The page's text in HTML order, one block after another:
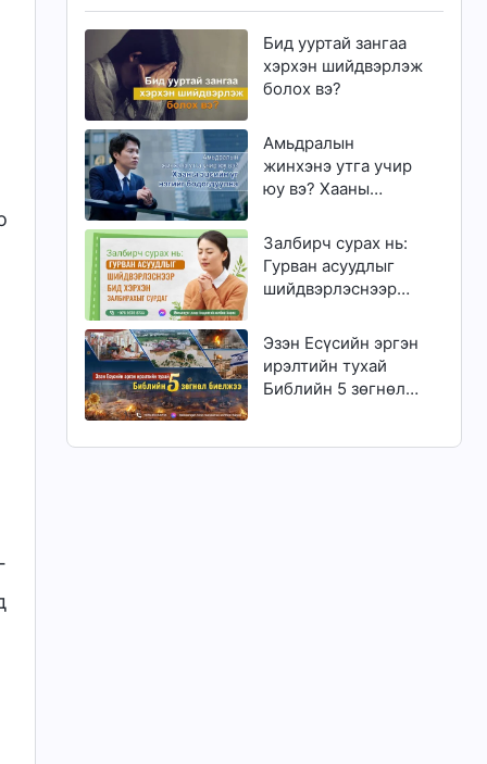
Бид ууртай зангаа
хэрхэн шийдвэрлэж
болох вэ?
Амьдралын
жинхэнэ утга учир
юу вэ? Хааны
бодогдуулна
Залбирч сурах нь:
Гурван асуудлыг
шийдвэрлэснээр
залбирахыг сурдаг
Эзэн Есүсийн эргэн
ирэлтийн тухай
Библийн 5 зөгнөл